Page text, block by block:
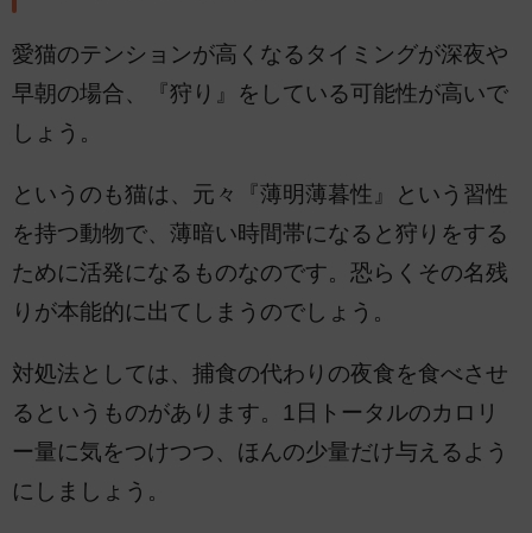
愛猫のテンションが高くなるタイミングが深夜や
早朝の場合、『狩り』をしている可能性が高いで
しょう。
というのも猫は、元々『薄明薄暮性』という習性
を持つ動物で、薄暗い時間帯になると狩りをする
ために活発になるものなのです。恐らくその名残
りが本能的に出てしまうのでしょう。
対処法としては、捕食の代わりの夜食を食べさせ
るというものがあります。1日トータルのカロリ
ー量に気をつけつつ、ほんの少量だけ与えるよう
にしましょう。